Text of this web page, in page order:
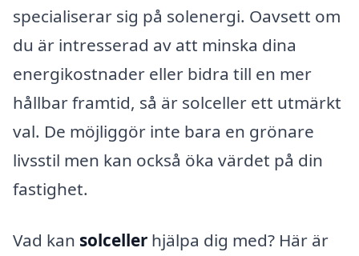
specialiserar sig på solenergi. Oavsett om
du är intresserad av att minska dina
energikostnader eller bidra till en mer
hållbar framtid, så är solceller ett utmärkt
val. De möjliggör inte bara en grönare
livsstil men kan också öka värdet på din
fastighet.
Vad kan solceller hjälpa dig med? Här är